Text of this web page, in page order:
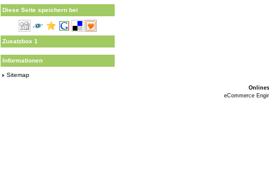
Diese Seite speichern bei
Zusatzbox 1
Informationen
Sitemap
eCommerce